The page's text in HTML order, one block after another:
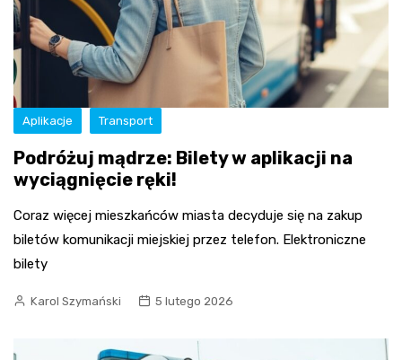
Aplikacje Transport
Podróżuj mądrze: Bilety w aplikacji na
wyciągnięcie ręki!
Coraz więcej mieszkańców miasta decyduje się na zakup
biletów komunikacji miejskiej przez telefon. Elektroniczne
bilety
Karol Szymański 5 lutego 2026